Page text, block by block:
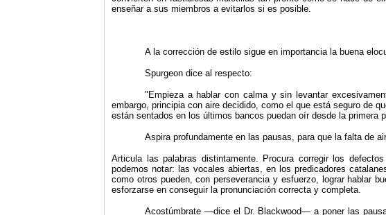
enseñar a sus miembros a evitarlos si es posible.
A la corrección de estilo sigue en importancia la buena
Spurgeon dice al respecto:
" Empieza a hablar con calma y sin levantar
embargo, principia con aire decidido, como el que está seguro de
están sentados en los últimos bancos puedan oír desde la primera
Aspira profundamente en las pausas, para que la falta de
Articula las palabras distintamente. Procura corregir los
podemos notar: las vocales abiertas, en los predicadores
como otros pueden, con perseverancia y esfuerzo, lograr hablar
esforzarse en conseguir la pronunciación correcta y completa.
Acostúmbrate —dice el Dr. Blackwood— a poner las